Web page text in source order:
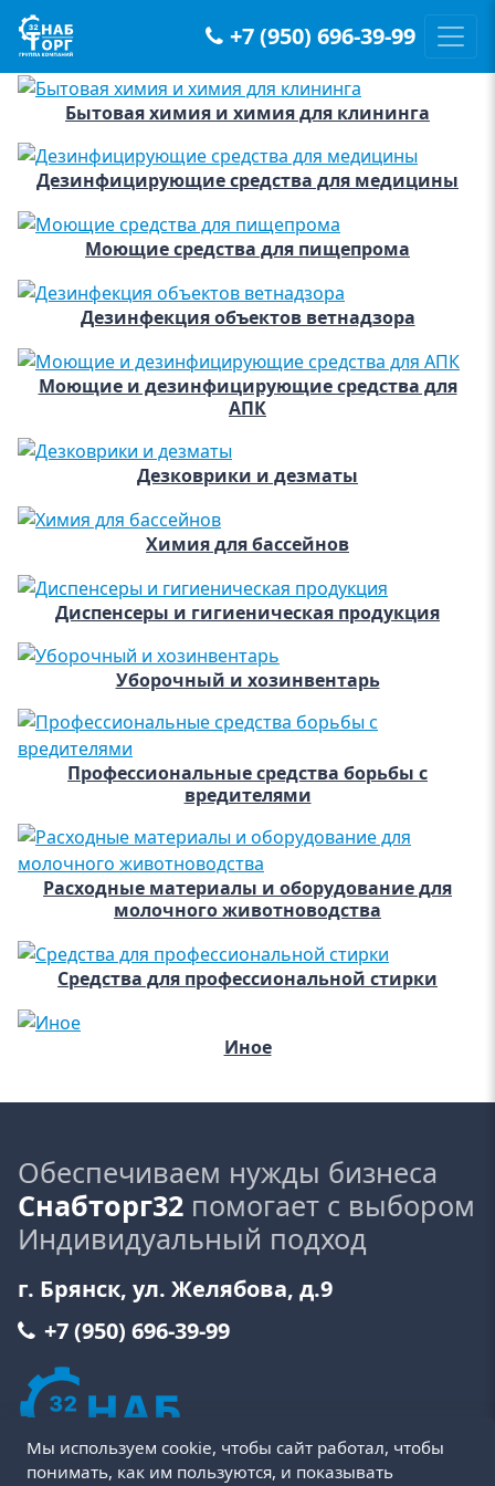
Main Navigation +7 (950) 696-39-99
Бытовая химия и химия для клининга
Дезинфицирующие средства для медицины
Моющие средства для пищепрома
Дезинфекция объектов ветнадзора
Моющие и дезинфицирующие средства для
АПК
Дезковрики и дезматы
Химия для бассейнов
Диспенсеры и гигиеническая продукция
Уборочный и хозинвентарь
Профессиональные средства борьбы с
вредителями
Расходные материалы и оборудование для
молочного животноводства
Средства для профессиональной стирки
Иное
Обеспечиваем нужды бизнеса
Снабторг32 помогает с выбором
Индивидуальный подход
г. Брянск, ул. Желябова, д.9
+7 (950) 696-39-99
Мы используем cookie, чтобы сайт работал, чтобы
понимать, как им пользуются, и показывать